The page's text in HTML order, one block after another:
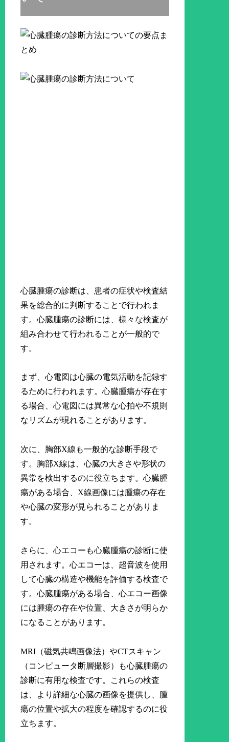
心臓腫瘍の診断は、患者の症状や検査結
果を総合的に判断することで行われま
す。心臓腫瘍の診断には、様々な検査が
組み合わせて行われることが一般的で
す。
まず、心電図は心臓の電気活動を記録す
るために行われます。心臓腫瘍が存在す
る場合、心電図には異常な心拍や不規則
なリズムが現れることがあります。
次に、胸部X線も一般的な診断手段で
す。胸部X線は、心臓の大きさや形状の
異常を検出するのに役立ちます。心臓腫
瘍がある場合、X線画像には腫瘍の存在
や心臓の変形が見られることがありま
す。
さらに、心エコーも心臓腫瘍の診断に使
用されます。心エコーは、超音波を使用
して心臓の構造や機能を評価する検査で
す。心臓腫瘍がある場合、心エコー画像
には腫瘍の存在や位置、大きさが明らか
になることがあります。
MRI（磁気共鳴画像法）やCTスキャン
（コンピュータ断層撮影）も心臓腫瘍の
診断に有用な検査です。これらの検査
は、より詳細な心臓の画像を提供し、腫
瘍の位置や拡大の程度を確認するのに役
立ちます。